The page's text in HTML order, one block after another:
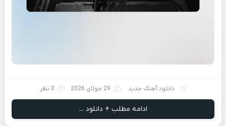
دانلود آهنگ جدید 29 جولای 2026 0 نظر
ادامه مطلب + دانلود ...